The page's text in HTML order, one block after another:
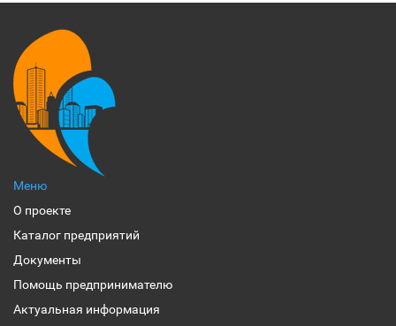
Меню
О проекте
Каталог предприятий
Документы
Помощь предпринимателю
Актуальная информация